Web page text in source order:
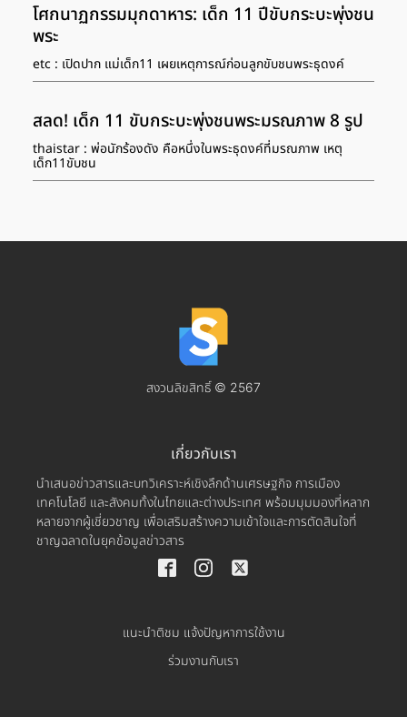
โศกนาฏกรรมมุกดาหาร: เด็ก 11 ปีขับกระบะพุ่งชน
พระ
etc : เปิดปาก แม่เด็ก11 เผยเหตุการณ์ก่อนลูกขับชนพระธุดงค์
สลด! เด็ก 11 ขับกระบะพุ่งชนพระมรณภาพ 8 รูป
thaistar : พ่อนักร้องดัง คือหนึ่งในพระธุดงค์ที่มรณภาพ เหตุ
เด็ก11ขับชน
สงวนลิขสิทธิ์ © 2567
เกี่ยวกับเรา
นำเสนอข่าวสารและบทวิเคราะห์เชิงลึกด้านเศรษฐกิจ การเมือง
เทคโนโลยี และสังคมทั้งในไทยและต่างประเทศ พร้อมมุมมองที่หลาก
หลายจากผู้เชี่ยวชาญ เพื่อเสริมสร้างความเข้าใจและการตัดสินใจที่
ชาญฉลาดในยุคข้อมูลข่าวสาร
แนะนำติชม แจ้งปัญหาการใช้งาน
ร่วมงานกับเรา